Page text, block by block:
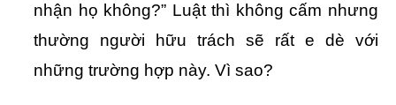
nhận họ không?” Luật thì không cấm nhưng
thường người hữu trách sẽ rất e dè với
những trường hợp này. Vì sao?